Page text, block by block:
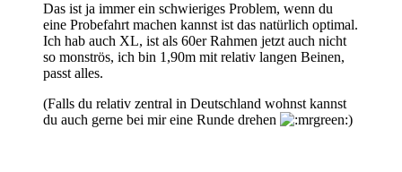
Das ist ja immer ein schwieriges Problem, wenn du
eine Probefahrt machen kannst ist das natürlich optimal.
Ich hab auch XL, ist als 60er Rahmen jetzt auch nicht
so monströs, ich bin 1,90m mit relativ langen Beinen,
passt alles.
(Falls du relativ zentral in Deutschland wohnst kannst
du auch gerne bei mir eine Runde drehen
)